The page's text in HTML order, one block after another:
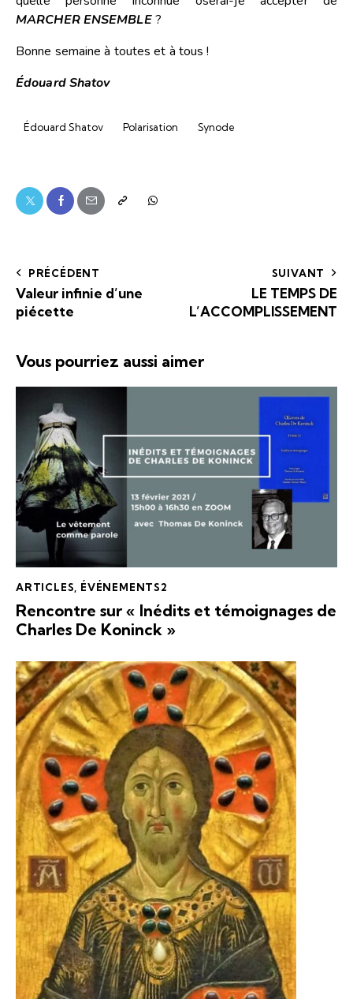
MARCHER ENSEMBLE?
Bonne semaine à toutes et à tous !
Édouard Shatov
Édouard Shatov Polarisation Synode
PRÉCÉDENT
Valeur infinie d’une
piécette
SUIVANT
LE TEMPS DE
L’ACCOMPLISSEMENT
Vous pourriez aussi aimer
ARTICLES, ÉVÉNEMENTS2
Rencontre sur « Inédits et témoignages de
Charles De Koninck »